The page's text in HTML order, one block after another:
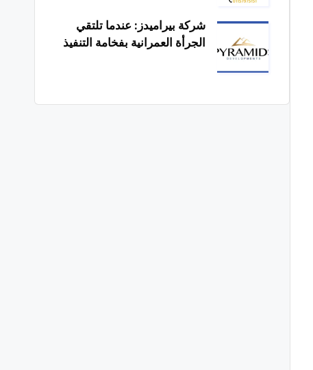
شركة بيراميدز: عندما تلتقي
الجرأة العمرانية بفخامة التنفيذ